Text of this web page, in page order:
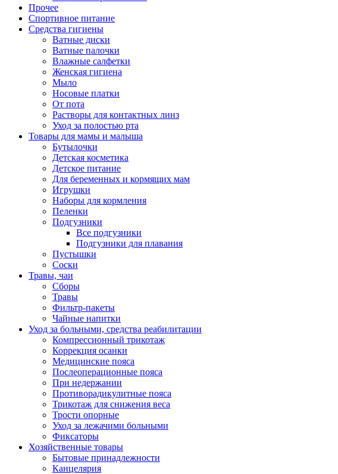
Прочее
Спортивное питание
Средства гигиены
Ватные диски
Ватные палочки
Влажные салфетки
Женская гигиена
Мыло
Носовые платки
От пота
Растворы для контактных линз
Уход за полостью рта
Товары для мамы и малыша
Бутылочки
Детская косметика
Детское питание
Для беременных и кормящих мам
Игрушки
Наборы для кормления
Пеленки
Подгузники
Все подгузники
Подгузники для плавания
Пустышки
Соски
Травы, чаи
Сборы
Травы
Фильтр-пакеты
Чайные напитки
Уход за больными, средства реабилитации
Компрессионный трикотаж
Коррекция осанки
Медицинские пояса
Послеоперационные пояса
При недержании
Противорадикулитные пояса
Трикотаж для снижения веса
Трости опорные
Уход за лежачими больными
Фиксаторы
Хозяйственные товары
Бытовые принадлежности
Канцелярия